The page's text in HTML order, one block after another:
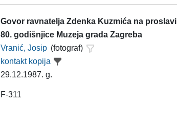
Govor ravnatelja Zdenka Kuzmića na proslavi
80. godišnjice Muzeja grada Zagreba
Vranić, Josip (fotograf)
kontakt kopija
29.12.1987. g.
F-311